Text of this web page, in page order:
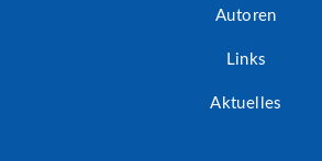
Autoren
Links
Aktuelles